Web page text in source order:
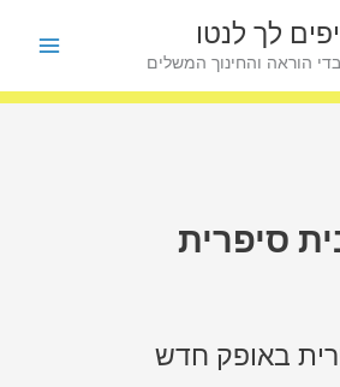
לך לנטו
הוראה והחינוך המשלים
סיפרית
באופק חדש